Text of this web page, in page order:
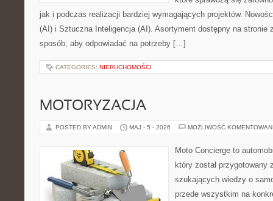
jak i podczas realizacji bardziej wymagających projektów.
(AI) i Sztuczna Inteligencja (AI). Asortyment dostępny na stronie
sposób, aby odpowiadać na potrzeby […]
CATEGORIES: NIERUCHOMOŚCI
MOTORYZACJA
POSTED BY ADMIN MAJ - 5 - 2026 MOŻLIWOŚĆ
Moto Concierge to
który został przygotowany
szukających wiedzy o
przede wszystkim na